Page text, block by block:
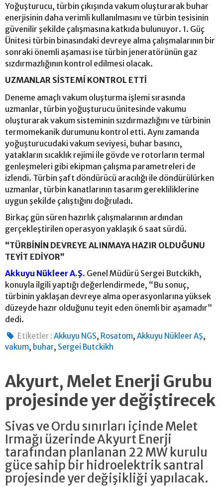
Yoğuşturucu, türbin çıkışında vakum oluşturarak buhar
enerjisinin daha verimli kullanılmasını ve türbin tesisinin
güvenilir şekilde çalışmasına katkıda bulunuyor. 1. Güç
Ünitesi türbin binasındaki devreye alma çalışmalarının bir
sonraki önemli aşaması ise türbin jeneratörünün gaz
sızdırmazlığının kontrol edilmesi olacak.
UZMANLAR SİSTEMİ KONTROL ETTİ
Deneme amaçlı vakum oluşturma işlemi sırasında
uzmanlar, türbin yoğuşturucu ünitesinde vakumu
oluşturarak vakum sisteminin sızdırmazlığını ve türbinin
termomekanik durumunu kontrol etti. Aynı zamanda
yoğuşturucudaki vakum seviyesi, buhar basıncı,
yatakların sıcaklık rejimi ile gövde ve rotorların termal
genleşmeleri gibi ekipman çalışma parametreleri de
izlendi. Türbin şaft döndürücü aracılığı ile döndürülürken
uzmanlar, türbin kanatlarının tasarım gerekliliklerine
uygun şekilde çalıştığını doğruladı.
Birkaç gün süren hazırlık çalışmalarının ardından
gerçekleştirilen operasyon yaklaşık 6 saat sürdü.
“TÜRBİNİN DEVREYE ALINMAYA HAZIR OLDUĞUNU
TEYİT EDİYOR”
Akkuyu Nükleer A.Ş. Genel Müdürü Sergei Butckikh,
konuyla ilgili yaptığı değerlendirmede, “Bu sonuç,
türbinin yaklaşan devreye alma operasyonlarına yüksek
düzeyde hazır olduğunu teyit eden önemli bir aşamadır”
dedi.
Etiketler : Akkuyu NGS, Rosatom,Akkuyu Nükleer AŞ,
vakum, buhar, Sergei Butckikh
Akyurt, Melet Enerji Grubu
projesinde yer değiştirecek
Sivas ve Ordu sınırları içinde Melet
Irmağı üzerinde Akyurt Enerji
tarafından planlanan 22 MW kurulu
güce sahip bir hidroelektrik santral
projesinde yer değişikliği yapılacak.